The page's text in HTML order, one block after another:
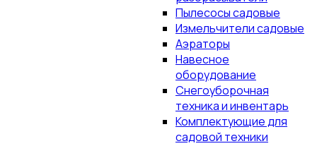
Пылесосы садовые
Измельчители садовые
Аэраторы
Навесное
оборудование
Снегоуборочная
техника и инвентарь
Комплектующие для
садовой техники